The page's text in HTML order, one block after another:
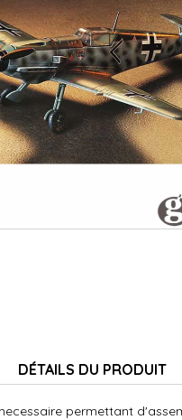
DÉTAILS DU PRODUIT
permettant